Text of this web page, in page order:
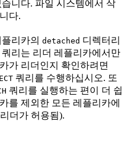
니다. 파일 시스템에서 삭
다.
리카의 detached 디렉터리
리는 리더 레플리카에서만
가 리더인지 확인하려면
쿼리를 수행하십시오. 또
쿼리를 실행하는 편이 더 쉽
를 제외한 모든 레플리카에
더가 허용됨).